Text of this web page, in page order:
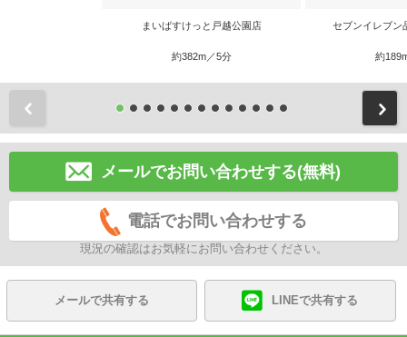
まいばすけっと戸越公園店
約382m／5分
セブンイレブン
約
メールでお問い合わせする(無料)
電話でお問い合わせする
現況の確認はお気軽にお問い合わせください。
メールで共有する LINEで共有する